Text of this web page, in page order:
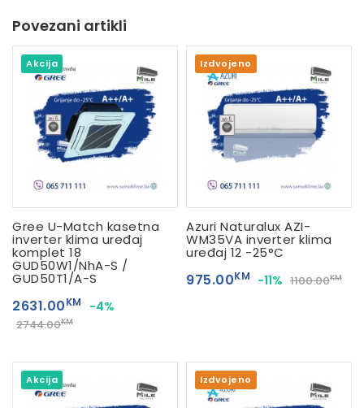
Povezani artikli
Akcija
Gree U-Match kasetna
inverter klima uređaj
komplet 18
GUD50W1/NhA-S /
GUD50T1/A-S
2631.00KM -4%
2744.00KM
Izdvojeno
Azuri Naturalux AZI-
WM35VA inverter klima
uređaj 12 -25°C
975.00KM -11% 1100.00KM
Akcija Izdvojeno